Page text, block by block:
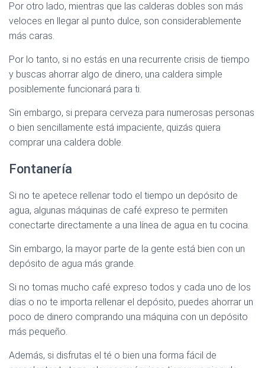
Por otro lado, mientras que las calderas dobles son más
veloces en llegar al punto dulce, son considerablemente
más caras.
Por lo tanto, si no estás en una recurrente crisis de tiempo
y buscas ahorrar algo de dinero, una caldera simple
posiblemente funcionará para ti.
Sin embargo, si prepara cerveza para numerosas personas
o bien sencillamente está impaciente, quizás quiera
comprar una caldera doble.
Fontanería
Si no te apetece rellenar todo el tiempo un depósito de
agua, algunas máquinas de café expreso te permiten
conectarte directamente a una línea de agua en tu cocina.
Sin embargo, la mayor parte de la gente está bien con un
depósito de agua más grande.
Si no tomas mucho café expreso todos y cada uno de los
días o no te importa rellenar el depósito, puedes ahorrar un
poco de dinero comprando una máquina con un depósito
más pequeño.
Además, si disfrutas el té o bien una forma fácil de